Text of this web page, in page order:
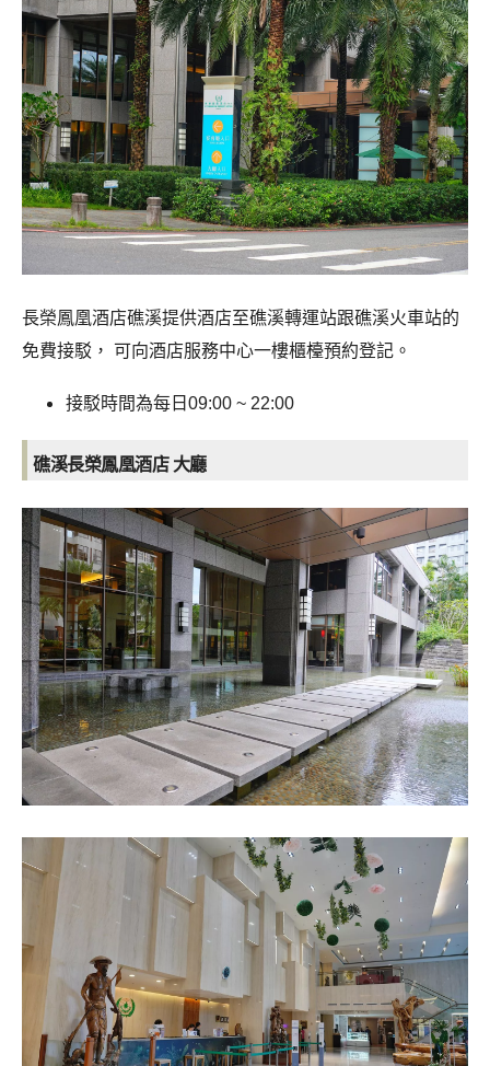
長榮鳳凰酒店礁溪提供酒店至礁溪轉運站跟礁溪火車站的
免費接駁， 可向酒店服務中心一樓櫃檯預約登記。
接駁時間為每日09:00 ~ 22:00
礁溪長榮鳳凰酒店 大廳